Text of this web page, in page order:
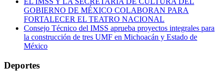
GOBIERNO DE MÉXICO COLABORAN PARA
FORTALECER EL TEATRO NACIONAL
Consejo Técnico del IMSS aprueba proyectos integrales para
la construcción de tres UMF en Michoacán y Estado de
México
Deportes